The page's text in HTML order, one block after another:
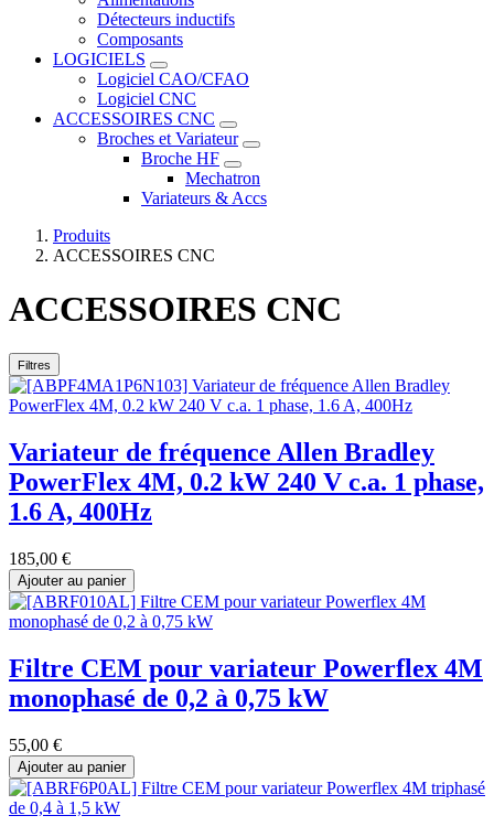
Détecteurs inductifs
Composants
LOGICIELS
Logiciel CAO/CFAO
Logiciel CNC
ACCESSOIRES CNC
Broches et Variateur
Broche HF
Mechatron
Variateurs & Accs
Produits
ACCESSOIRES CNC
ACCESSOIRES CNC
Filtres
Variateur de fréquence Allen Bradley
PowerFlex 4M, 0.2 kW 240 V c.a. 1 phase,
1.6 A, 400Hz
185,00 €
Ajouter au panier
Filtre CEM pour variateur Powerflex 4M
monophasé de 0,2 à 0,75 kW
55,00 €
Ajouter au panier